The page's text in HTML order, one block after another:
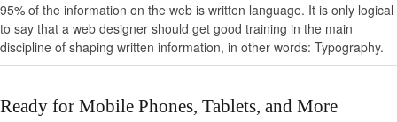
95% of the information on the web is written language. It is only logical
to say that a web designer should get good training in the main
discipline of shaping written information, in other words: Typography.
Ready for Mobile Phones, Tablets, and More